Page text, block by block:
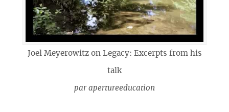
Joel Meyerowitz on Legacy: Excerpts from his
talk
par apertureeducation